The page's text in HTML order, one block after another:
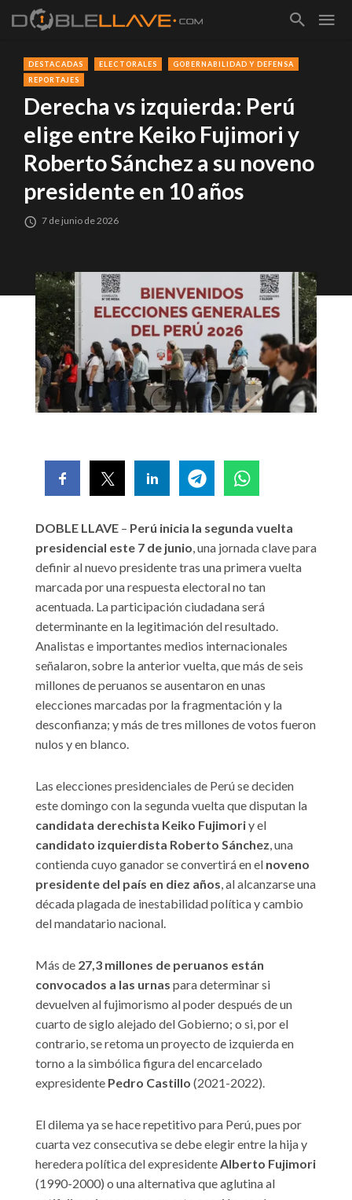
DESTACADAS ELECTORALES
GOBERNABILIDAD Y DEFENSA
REPORTAJES
Derecha vs izquierda: Perú
elige entre Keiko Fujimori y
Roberto Sánchez a su noveno
presidente en 10 años
7 de junio de 2026
DOBLE LLAVE – Perú inicia la segunda vuelta
presidencial este 7 de junio, una jornada clave para
definir al nuevo presidente tras una primera vuelta
marcada por una respuesta electoral no tan
acentuada. La participación ciudadana será
determinante en la legitimación del resultado.
Analistas e importantes medios internacionales
señalaron, sobre la anterior vuelta, que más de seis
millones de peruanos se ausentaron en unas
elecciones marcadas por la fragmentación y la
desconfianza; y más de tres millones de votos fueron
nulos y en blanco.
Las elecciones presidenciales de Perú se deciden
este domingo con la segunda vuelta que disputan la
candidata derechista Keiko Fujimoriy el
candidato izquierdista Roberto Sánchez, una
contienda cuyo ganador se convertirá en el noveno
presidente del país en diez años, al alcanzarse una
década plagada de inestabilidad política y cambio
del mandatario nacional.
Más de 27,3 millones de peruanos están
convocados a las urnas para determinar si
devuelven al fujimorismo al poder después de un
cuarto de siglo alejado del Gobierno; o si, por el
contrario, se retoma un proyecto de izquierda en
torno a la simbólica figura del encarcelado
expresidente Pedro Castillo (2021-2022).
El dilema ya se hace repetitivo para Perú, pues por
cuarta vez consecutiva se debe elegir entre la hija y
heredera política del expresidenteAlberto Fujimori
(1990-2000) o una alternativa que aglutina al